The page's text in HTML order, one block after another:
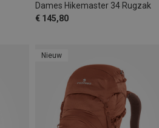
Dames Hikemaster 34 Rugzak
€ 145,80
Nieuw